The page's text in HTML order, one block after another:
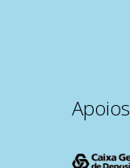
Apoios